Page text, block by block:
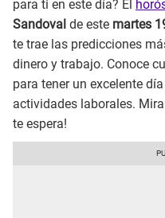
para ti en este día? El
Sandoval de este martes
te trae las predicciones
dinero y trabajo. Conoce
para tener un excelente
actividades laborales.
te espera!